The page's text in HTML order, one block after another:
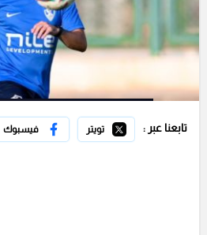
تابعنا عبر : تويتر فيسبوك